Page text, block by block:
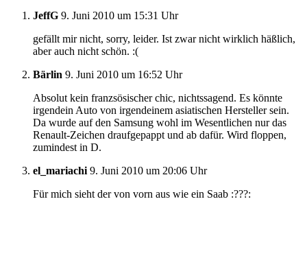
JeffG 9. Juni 2010 um 15:31 Uhr
gefällt mir nicht, sorry, leider. Ist zwar nicht wirklich häßlich,
aber auch nicht schön. :(
Bärlin 9. Juni 2010 um 16:52 Uhr
Absolut kein franzsösischer chic, nichtssagend. Es könnte
irgendein Auto von irgendeinem asiatischen Hersteller sein.
Da wurde auf den Samsung wohl im Wesentlichen nur das
Renault-Zeichen draufgepappt und ab dafür. Wird floppen,
zumindest in D.
el_mariachi 9. Juni 2010 um 20:06 Uhr
Für mich sieht der von vorn aus wie ein Saab :???: